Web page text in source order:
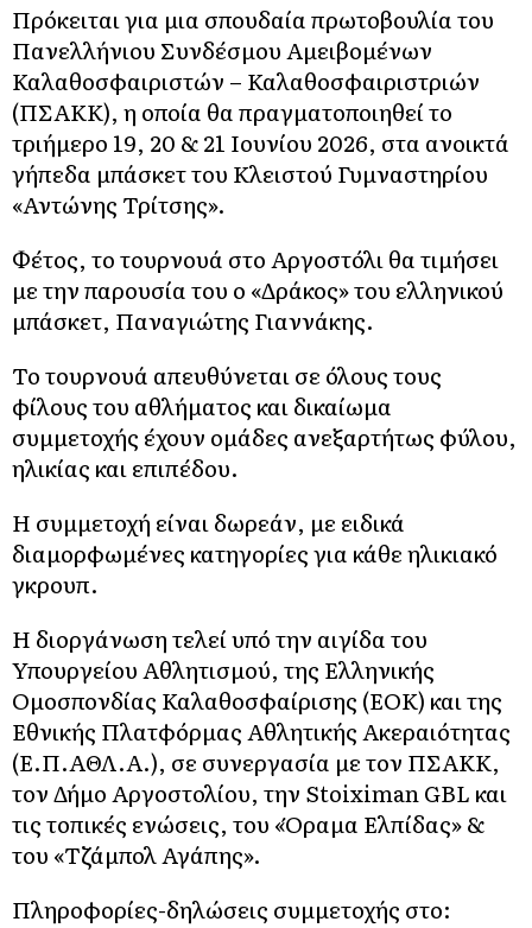
Πρόκειται για μια σπουδαία πρωτοβουλία του
Πανελλήνιου Συνδέσμου Αμειβομένων
Καλαθοσφαιριστών – Καλαθοσφαιριστριών
(ΠΣΑΚΚ), η οποία θα πραγματοποιηθεί το
τριήμερο 19, 20 & 21 Ιουνίου 2026, στα ανοικτά
γήπεδα μπάσκετ του Κλειστού Γυμναστηρίου
«Αντώνης Τρίτσης».
Φέτος, το τουρνουά στο Αργοστόλι θα τιμήσει
με την παρουσία του ο «Δράκος» του ελληνικού
μπάσκετ, Παναγιώτης Γιαννάκης.
Το τουρνουά απευθύνεται σε όλους τους
φίλους του αθλήματος και δικαίωμα
συμμετοχής έχουν ομάδες ανεξαρτήτως φύλου,
ηλικίας και επιπέδου.
Η συμμετοχή είναι δωρεάν, με ειδικά
διαμορφωμένες κατηγορίες για κάθε ηλικιακό
γκρουπ.
Η διοργάνωση τελεί υπό την αιγίδα του
Υπουργείου Αθλητισμού, της Ελληνικής
Ομοσπονδίας Καλαθοσφαίρισης (ΕΟΚ) και της
Εθνικής Πλατφόρμας Αθλητικής Ακεραιότητας
(Ε.Π.ΑΘΛ.Α.), σε συνεργασία με τον ΠΣΑΚΚ,
τον Δήμο Αργοστολίου, την Stoiximan GBL και
τις τοπικές ενώσεις, του «Όραμα Ελπίδας» &
του «Τζάμπολ Αγάπης».
Πληροφορίες-δηλώσεις συμμετοχής στο: